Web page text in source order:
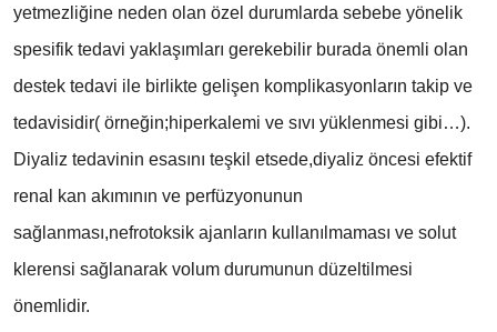
yetmezliğine neden olan özel durumlarda sebebe yönelik
spesifik tedavi yaklaşımları gerekebilir burada önemli olan
destek tedavi ile birlikte gelişen komplikasyonların takip ve
tedavisidir( örneğin;hiperkalemi ve sıvı yüklenmesi gibi…).
Diyaliz tedavinin esasını teşkil etsede,diyaliz öncesi efektif
renal kan akımının ve perfüzyonunun
sağlanması,nefrotoksik ajanların kullanılmaması ve solut
klerensi sağlanarak volum durumunun düzeltilmesi
önemlidir.